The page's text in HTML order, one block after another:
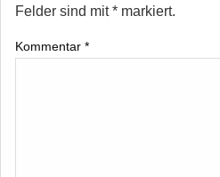
Felder sind mit* markiert.
Kommentar *